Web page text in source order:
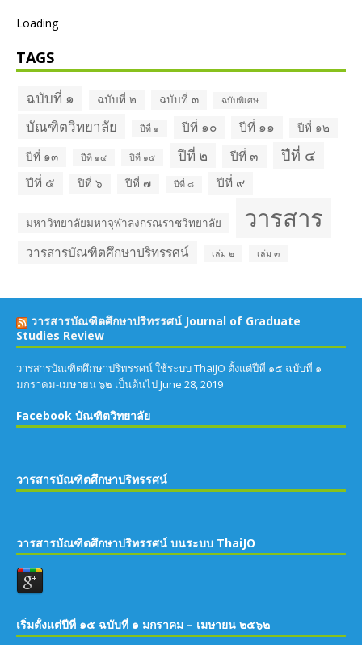
Loading
TAGS
ฉบับที่ ๑ ฉบับที่ ๒ ฉบับที่ ๓ ฉบับพิเศษ
บัณฑิตวิทยาลัย ปีที่ ๑ ปีที่ ๑๐ ปีที่ ๑๑
ปีที่ ๑๒
ปีที่ ๑๓
ปีที่ ๑๔ ปีที่ ๑๕ ปีที่ ๒ ปีที่ ๓ ปีที่ ๔
ปีที่ ๕ ปีที่ ๖ ปีที่ ๗ ปีที่ ๘ ปีที่ ๙
มหาวิทยาลัยมหาจุฬาลงกรณราชวิทยาลัย วารสาร
วารสารบัณฑิตศึกษาปริทรรศน์ เล่ม ๒ เล่ม ๓
วารสารบัณฑิตศึกษาปริทรรศน์ Journal of Graduate
Studies Review
วารสารบัณฑิตศึกษาปริทรรศน์ ใช้ระบบ ThaiJO ตั้งแต่ปีที่ ๑๕ ฉบับที่ ๑
มกราคม-เมษายน ๖๒ เป็นต้นไปJune 28, 2019
Facebook บัณฑิตวิทยาลัย
วารสารบัณฑิตศึกษาปริทรรศน์
วารสารบัณฑิตศึกษาปริทรรศน์ บนระบบ ThaiJO
เริ่มตั้งแต่ปีที่ ๑๕ ฉบับที่ ๑ มกราคม – เมษายน ๒๕๖๒